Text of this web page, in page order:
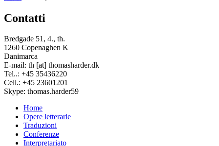
Contatti
Bredgade 51, 4., th.
1260 Copenaghen K
Danimarca
E-mail: th [at] thomasharder.dk
Tel..: +45 35436220
Cell.: +45 23601201
Skype: thomas.harder59
Footer
menu
Home
Opere letterarie
Traduzioni
Conferenze
Interpretariato